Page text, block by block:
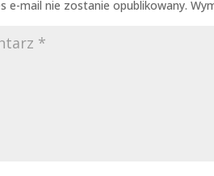
e-mail nie zostanie opublikowany.